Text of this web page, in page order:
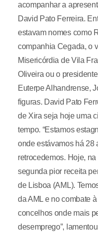
acompanhar a
David Pato Ferreira.
estavam nomes como
companhia Cegada, o
Misericórdia de Vila
Oliveira ou o
Euterpe Alhandrense,
figuras. David Pato
de Xira seja hoje uma
tempo. “Estamos
onde estávamos há 28
retrocedemos. Hoje,
segunda pior receita
de Lisboa (AML).
da AML e no combate
concelhos onde mais
desemprego”,